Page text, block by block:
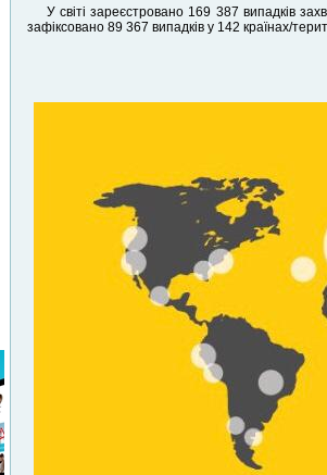
У світі зареєстровано 169 387 випадків
зафіксовано 89 367 випадків у 142 країнах/